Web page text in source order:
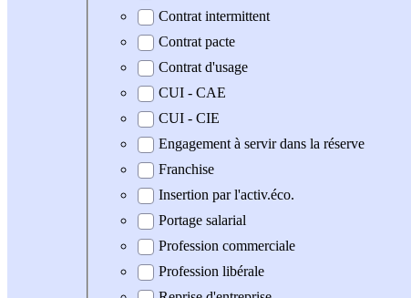
Contrat intermittent
Contrat pacte
Contrat d'usage
CUI - CAE
CUI - CIE
Engagement à servir dans la réserve
Franchise
Insertion par l'activ.éco.
Portage salarial
Profession commerciale
Profession libérale